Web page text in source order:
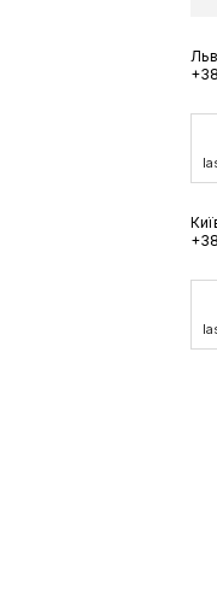
та отримайте доступ до
пропозицій бренду